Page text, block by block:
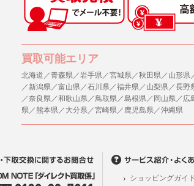
５．ご本人が容易に知覚できない方法に
当社ホームページでは、利用者が当社ホ
また利用者の統計的分析のため、または
６．個人情報に関するお問合せ対応
(1)当社は、当社の保有する個人データ
者への提供の停止の請求などがあれば、
するご質問、ご相談にも対応いたします
があります。
買取可能エリア
北海道／青森県／岩手県／宮城県／秋田県／山形
／新潟県／富山県／石川県／福井県／山梨県／長
／奈良県／和歌山県／鳥取県／島根県／岡山県／
県／熊本県／大分県／宮崎県／鹿児島県／沖縄県
ショッピングガイ